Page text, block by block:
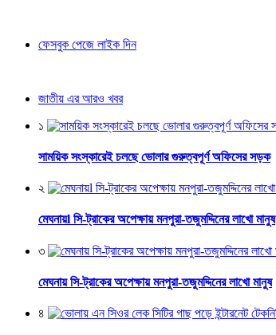
ফেসবুক পেজে লাইক দিন
জাতীয় এর আরও খবর
১
সাময়িক সংস্কারেই চলছে ভোলার গুরুত্বপূর্ণ অফিসের সড়ক
২
মেঘনায়l সি-ট্রাকের অপেক্ষায় মনপুরা-তজুমদ্দিনের লাখো মানুষ
৩
মেঘনায় সি-ট্রাকের অপেক্ষায় মনপুরা-তজুমদ্দিনের লাখো মানুষ
৪